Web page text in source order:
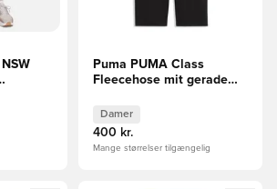
Puma PUMA Class
Fleecehose mit geradem
Damer
400 kr.
Mange størrelser tilgængelig